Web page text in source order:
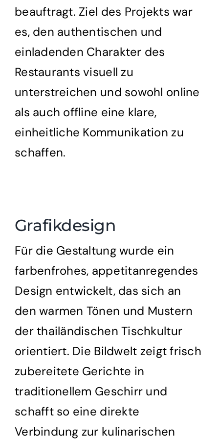
beauftragt. Ziel des Projekts war
es, den authentischen und
einladenden Charakter des
Restaurants visuell zu
unterstreichen und sowohl online
als auch offline eine klare,
einheitliche Kommunikation zu
schaffen.
Grafikdesign
Für die Gestaltung wurde ein
farbenfrohes, appetitanregendes
Design entwickelt, das sich an
den warmen Tönen und Mustern
der thailändischen Tischkultur
orientiert. Die Bildwelt zeigt frisch
zubereitete Gerichte in
traditionellem Geschirr und
schafft so eine direkte
Verbindung zur kulinarischen